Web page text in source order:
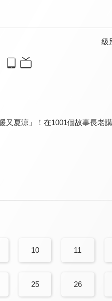
級
夏涼」！在1001個故事長老
10 11
25 26